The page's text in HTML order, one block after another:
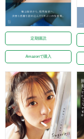
定期購読
Amazonで購入